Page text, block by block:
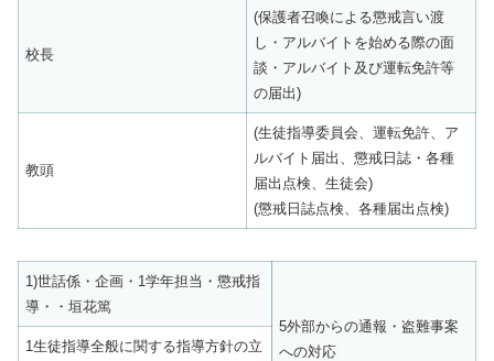
校長
(保護者召喚による懲戒言い渡
し・アルバイトを始める際の面
談・アルバイト及び運転免許等
の届出)
教頭
(生徒指導委員会、運転免許、ア
ルバイト届出、懲戒日誌・各種
届出点検、生徒会)
(懲戒日誌点検、各種届出点検)
1)世話係・企画・1学年担当・懲戒指
導・・垣花篤
5外部からの通報・盗難事案
への対応
1生徒指導全般に関する指導方針の立